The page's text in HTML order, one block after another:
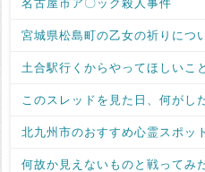
宮城県松島町の乙女の祈りにつ
土合駅行くからやってほしいこ
このスレッドを見た日、何がし
北九州市のおすすめ心霊スポッ
何故か見えないものと戦ってみ